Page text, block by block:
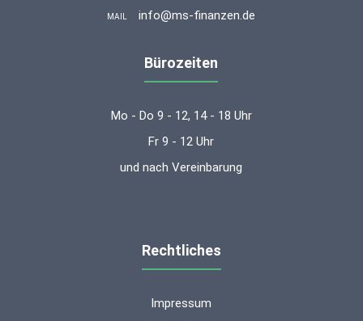
MAIL info@ms-finanzen.de
Bürozeiten
Mo - Do 9 - 12, 14 - 18 Uhr
Fr 9 - 12 Uhr
und nach Vereinbarung
Rechtliches
Impressum